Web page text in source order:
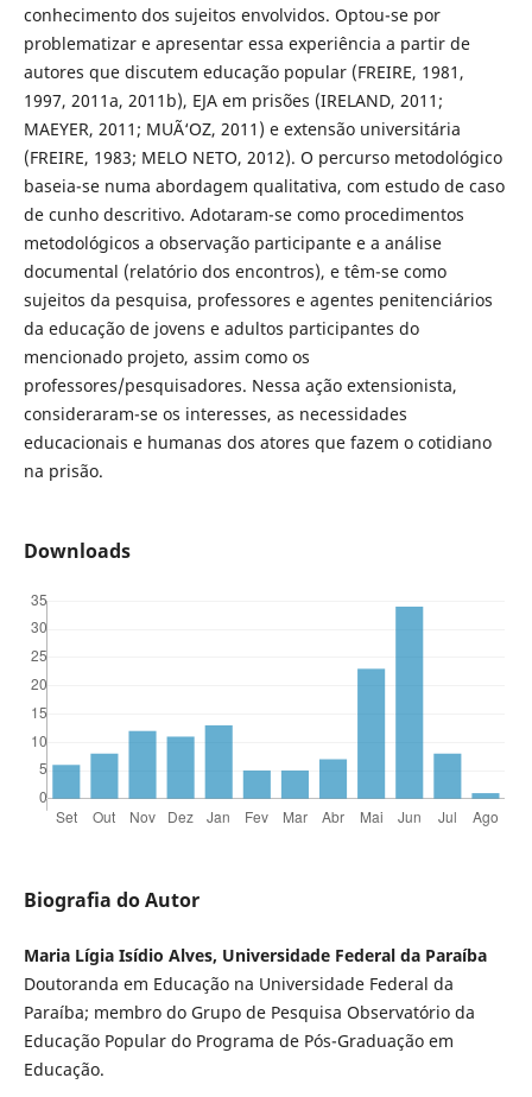
conhecimento dos sujeitos envolvidos. Optou-se por
problematizar e apresentar essa experiência a partir de
autores que discutem educação popular (FREIRE, 1981,
1997, 2011a, 2011b), EJA em prisões (IRELAND, 2011;
MAEYER, 2011; MUÃ‘OZ, 2011) e extensão universitária
(FREIRE, 1983; MELO NETO, 2012). O percurso metodológico
baseia-se numa abordagem qualitativa, com estudo de caso
de cunho descritivo. Adotaram-se como procedimentos
metodológicos a observação participante e a análise
documental (relatório dos encontros), e têm-se como
sujeitos da pesquisa, professores e agentes penitenciários
da educação de jovens e adultos participantes do
mencionado projeto, assim como os
professores/pesquisadores. Nessa ação extensionista,
consideraram-se os interesses, as necessidades
educacionais e humanas dos atores que fazem o cotidiano
na prisão.
Downloads
Biografia do Autor
Maria Lígia Isídio Alves, Universidade Federal da Paraíba
Doutoranda em Educação na Universidade Federal da
Paraíba; membro do Grupo de Pesquisa Observatório da
Educação Popular do Programa de Pós-Graduação em
Educação.